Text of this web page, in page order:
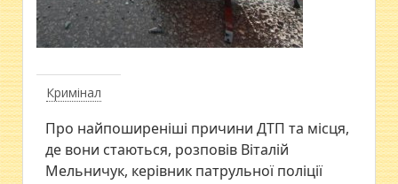
Кримінал
Про найпоширеніші причини ДТП та місця,
де вони стаються, розповів Віталій
Мельничук, керівник патрульної поліції